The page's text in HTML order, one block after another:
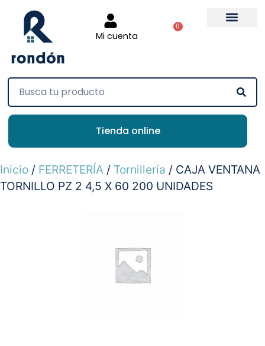
Mi cuenta
0
Tienda online
Inicio / FERRETERÍA / Tornillería / CAJA VENTANA
TORNILLO PZ 2 4,5 X 60 200 UNIDADES